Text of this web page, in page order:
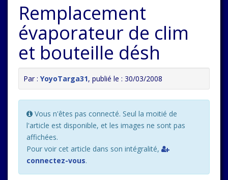
Remplacement
évaporateur de clim
et bouteille désh
Par : YoyoTarga31, publié le : 30/03/2008
Vous n'êtes pas connecté. Seul la moitié de
l'article est disponible, et les images ne sont pas
affichées.
Pour voir cet article dans son intégralité,
connectez-vous.